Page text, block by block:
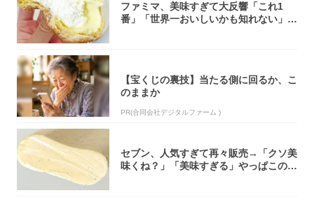
ファミマ、美味すぎて大反響「これ1
番」「世界一おいしいかも知れない」
【宝くじの裏技】当たる側に回るか、こ
のままか
PR(合同会社デジタルファーム )
セブン、人気すぎて再々販売→「クソ美
味くね？」「美味すぎる」やっぱこのク